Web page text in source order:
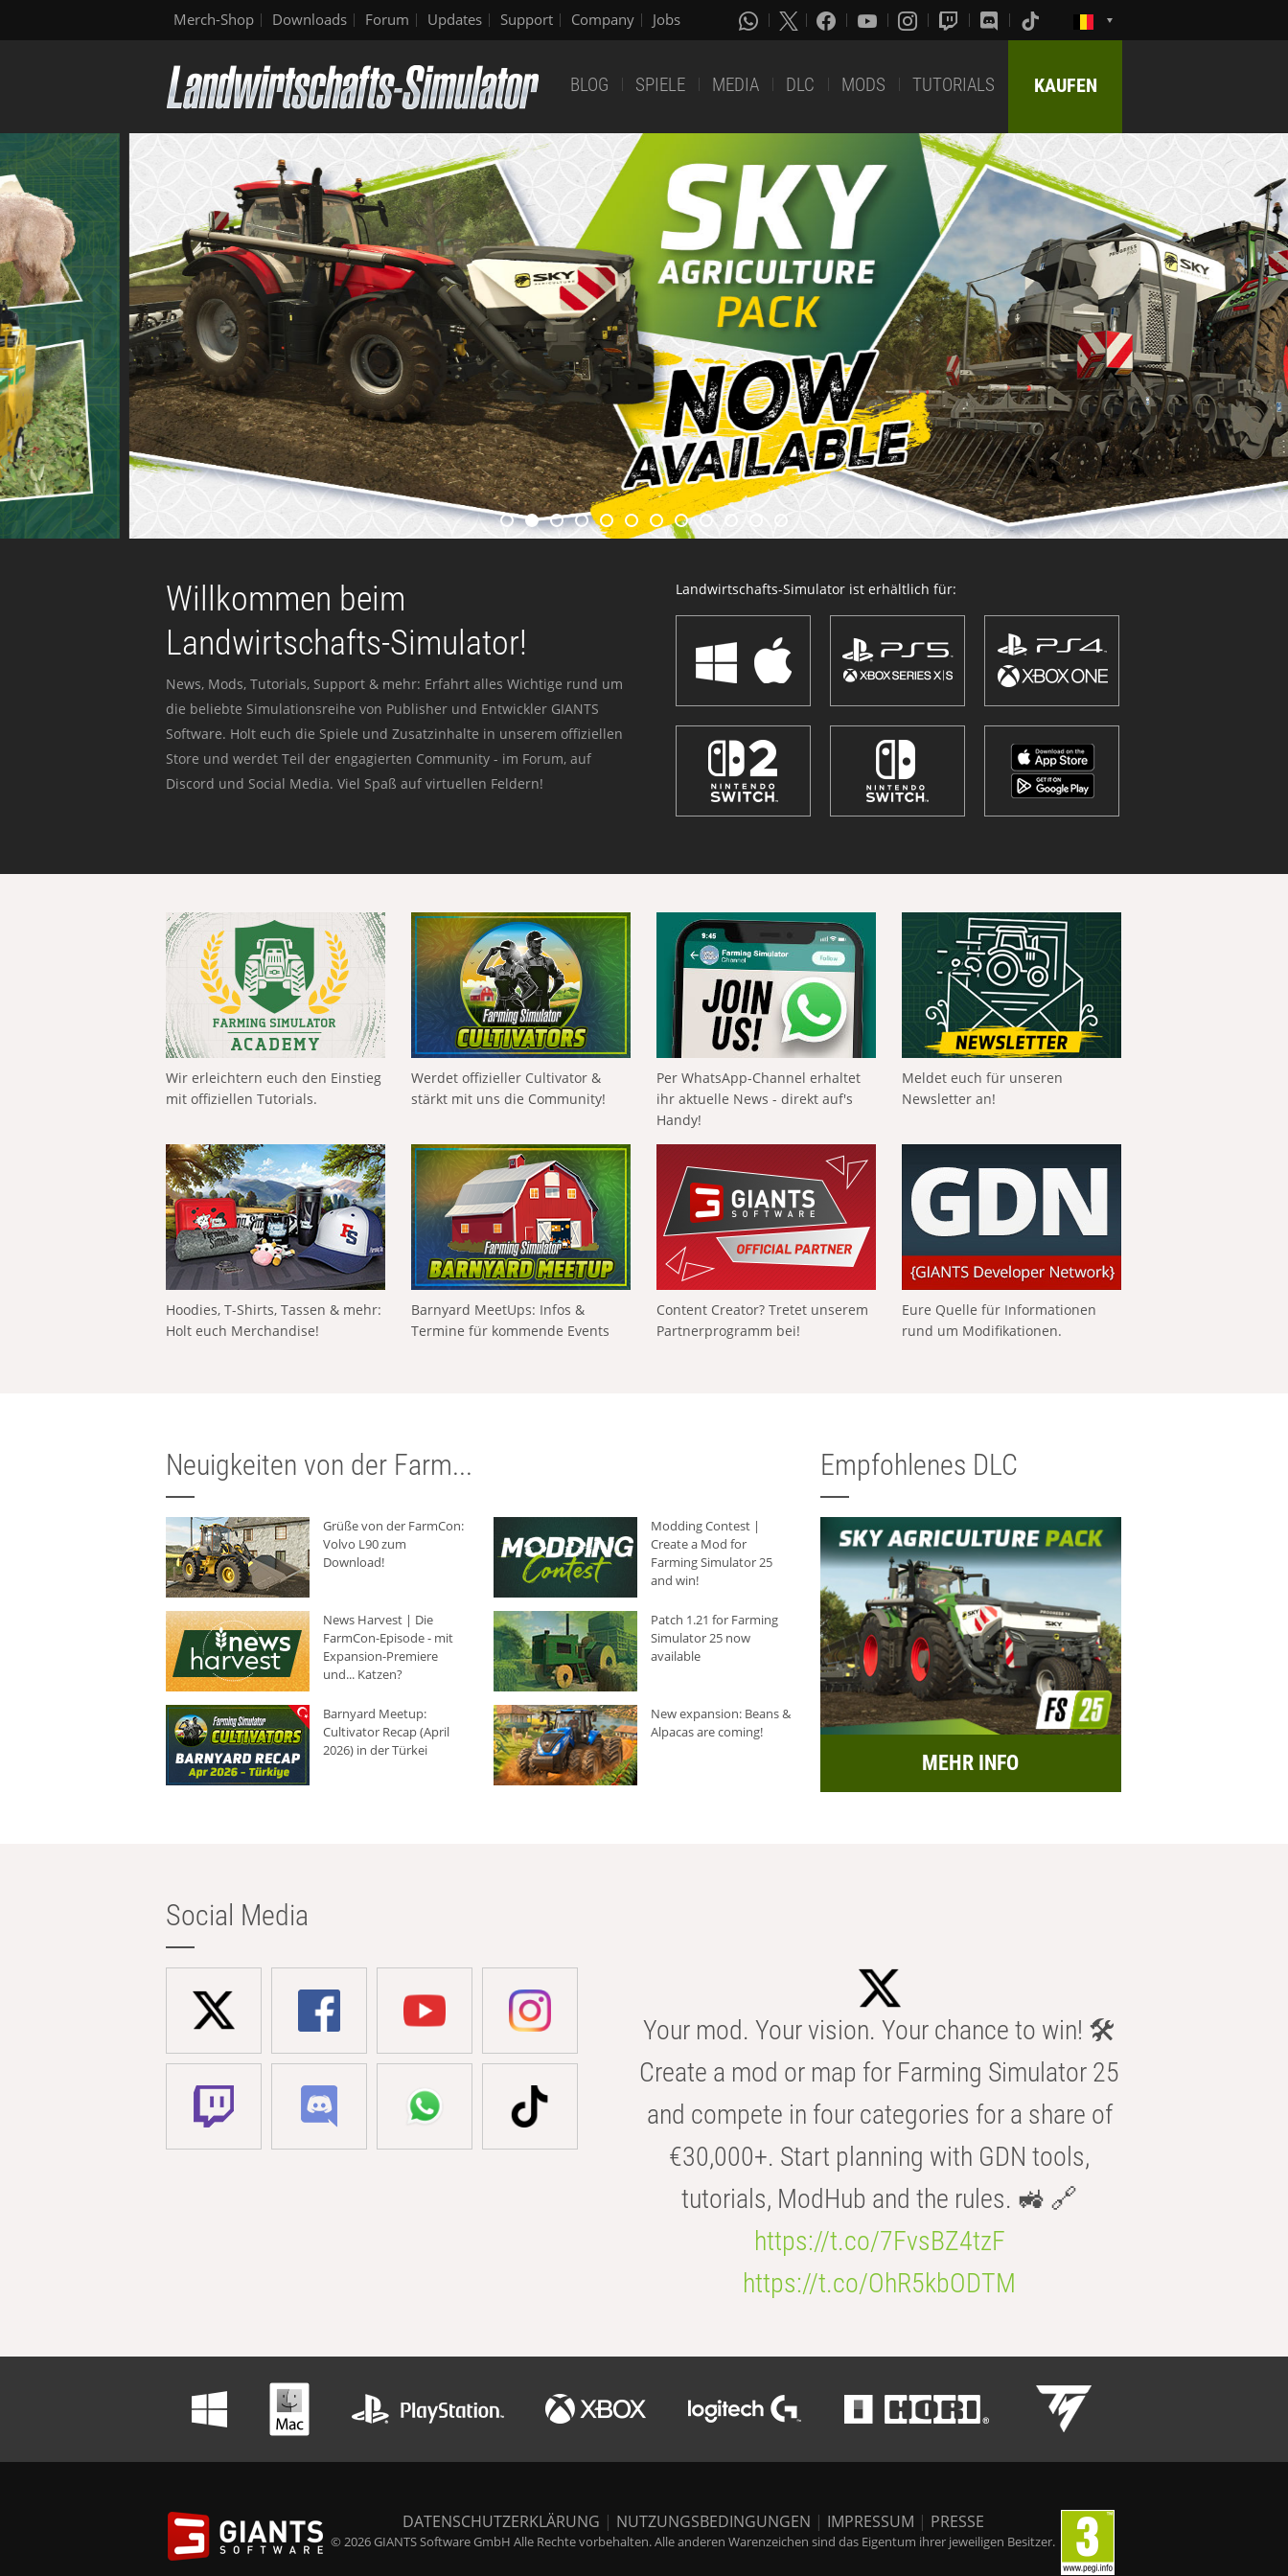
Merch-Shop Downloads Forum Updates Support Company Jobs
BLOG SPIELE MEDIA DLC MODS TUTORIALS KAUFEN
Willkommen beim
Landwirtschafts-Simulator!
News, Mods, Tutorials, Support & mehr: Erfahrt alles Wichtige rund um
die beliebte Simulationsreihe von Publisher und Entwickler GIANTS
Software. Holt euch die Spiele und Zusatzinhalte in unserem offiziellen
Store und werdet Teil der engagierten Community - im Forum, auf
Discord und Social Media. Viel Spaß auf virtuellen Feldern!
Landwirtschafts-Simulator ist erhältlich für:
Wir erleichtern euch den Einstieg
mit offiziellen Tutorials.
Werdet offizieller Cultivator &
stärkt mit uns die Community!
Per WhatsApp-Channel erhaltet
ihr aktuelle News - direkt auf's
Handy!
Meldet euch für unseren
Newsletter an!
Hoodies, T-Shirts, Tassen & mehr:
Holt euch Merchandise!
Barnyard MeetUps: Infos &
Termine für kommende Events
Content Creator? Tretet unserem
Partnerprogramm bei!
Eure Quelle für Informationen
rund um Modifikationen.
Neuigkeiten von der Farm...
Grüße von der FarmCon:
Volvo L90 zum
Download!
Modding Contest |
Create a Mod for
Farming Simulator 25
and win!
News Harvest | Die
FarmCon-Episode - mit
Expansion-Premiere
und... Katzen?
Patch 1.21 for Farming
Simulator 25 now
available
Barnyard Meetup:
Cultivator Recap (April
2026) in der Türkei
New expansion: Beans &
Alpacas are coming!
Empfohlenes DLC
MEHR INFO
Social Media
Your mod. Your vision. Your chance to win! 🛠️
Create a mod or map for Farming Simulator 25
and compete in four categories for a share of
€30,000+. Start planning with GDN tools,
tutorials, ModHub and the rules. 🚜 🔗
https://t.co/7FvsBZ4tzF
https://t.co/OhR5kbODTM
DATENSCHUTZERKLÄRUNG | NUTZUNGSBEDINGUNGEN | IMPRESSUM | PRESSE
© 2026 GIANTS Software GmbH Alle Rechte vorbehalten. Alle anderen Warenzeichen sind das Eigentum ihrer jeweiligen Besitzer.